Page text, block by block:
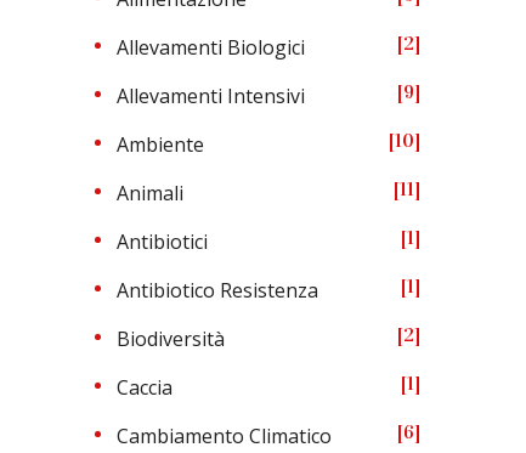
Allevamenti Biologici 2
Allevamenti Intensivi 9
Ambiente 10
Animali 11
Antibiotici 1
Antibiotico Resistenza 1
Biodiversità 2
Caccia 1
Cambiamento Climatico 6